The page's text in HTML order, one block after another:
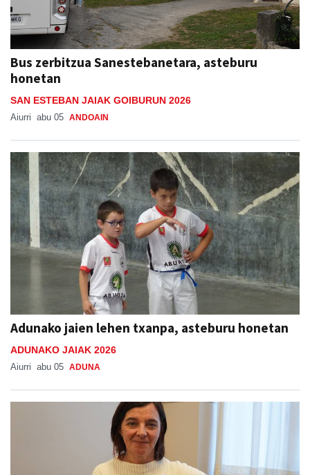
Bus zerbitzua Sanestebanetara, asteburu
honetan
SAN ESTEBAN JAIAK GOIBURUN 2026
Aiurri abu 05 ANDOAIN
Adunako jaien lehen txanpa, asteburu honetan
ADUNAKO JAIAK 2026
Aiurri abu 05 ADUNA